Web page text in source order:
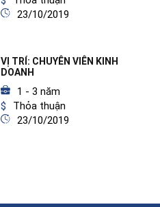
23/10/2019
VỊ TRÍ: CHUYÊN VIÊN KINH
DOANH
1 - 3 năm
Thỏa thuận
23/10/2019